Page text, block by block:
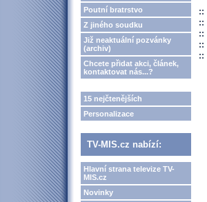
Poutní bratrstvo
Z jiného soudku
Již neaktuální pozvánky
(archiv)
Chcete přidat akci, článek,
kontaktovat nás...?
15 nejčtenějších
Personalizace
TV-MIS.cz nabízí:
Hlavní strana televize TV-
MIS.cz
Novinky
::
::
::
::
::